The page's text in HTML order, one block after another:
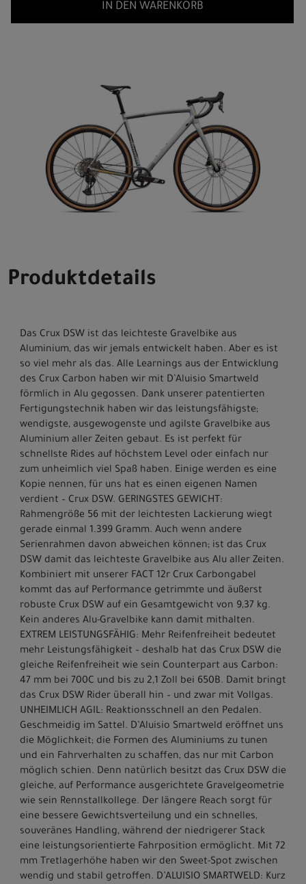
IN DEN WARENKORB
Produktdetails
Das Crux DSW ist das leichteste Gravelbike aus
Aluminium, das wir jemals entwickelt haben. Aber es ist
so viel mehr als das. Alle Learnings aus der Entwicklung
des Crux Carbon haben wir mit D’Aluisio Smartweld
förmlich in Alu gegossen. Dank unserer patentierten
Fertigungstechnik haben wir das leistungsfähigste;
wendigste, ausgewogenste und agilste Gravelbike aus
Aluminium aller Zeiten gebaut. Es ist perfekt für
schnellste Rides auf höchstem Level oder einfach nur
zum unheimlich viel Spaß haben. Einige werden es eine
Kopie nennen, für uns hat es einen eigenen Namen
verdient – Crux DSW. GERINGSTES GEWICHT:
Rahmengröße 56 mit der leichtesten Lackierung wiegt
gerade einmal 1.399 Gramm. Auch wenn andere
Serienrahmen davon abweichen können; ist das Crux
DSW damit das leichteste Gravelbike aus Alu aller Zeiten.
Kombiniert mit unserer FACT 12r Crux Carbongabel
kommt das auf Performance getrimmte und äußerst
robuste Crux DSW auf ein Gesamtgewicht von 9,37 kg.
Kein anderes Alu-Gravelbike kann damit mithalten.
EXTREM LEISTUNGSFÄHIG: Mehr Reifenfreiheit bedeutet
mehr Leistungsfähigkeit – deshalb hat das Crux DSW die
gleiche Reifenfreiheit wie sein Counterpart aus Carbon:
47 mm bei 700C und bis zu 2,1 Zoll bei 650B. Damit bringt
das Crux DSW Rider überall hin – und zwar mit Vollgas.
UNHEIMLICH AGIL: Reaktionsschnell an den Pedalen.
Geschmeidig im Sattel. D’Aluisio Smartweld eröffnet uns
die Möglichkeit; die Formen des Aluminiums zu tunen
und ein Fahrverhalten zu schaffen, das nur mit Carbon
möglich schien. Denn natürlich besitzt das Crux DSW die
gleiche, auf Performance ausgerichtete Gravelgeometrie
wie sein Rennstallkollege. Der längere Reach sorgt für
eine bessere Gewichtsverteilung und ein schnelles,
souveränes Handling, während der niedrigerer Stack
eine leistungsorientierte Fahrposition ermöglicht. Mit 72
mm Tretlagerhöhe haben wir den Sweet-Spot zwischen
wendig und stabil getroffen. D’ALUISIO SMARTWELD: Kurz